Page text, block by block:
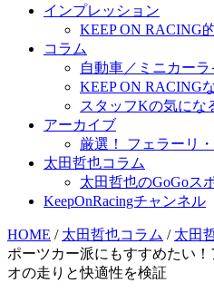
インプレッション
KEEP ON RACING
コラム
自動車／ミニカー
KEEP ON RACING
スタッフKの気にな
アーカイブ
厳選！ フェラーリ
太田哲也コラム
太田哲也のGoGoス
KeepOnRacingチャンネル
HOME / 太田哲也コラム / 太田
ポーツカー派にもすすめたい
オの走りと快適性を検証